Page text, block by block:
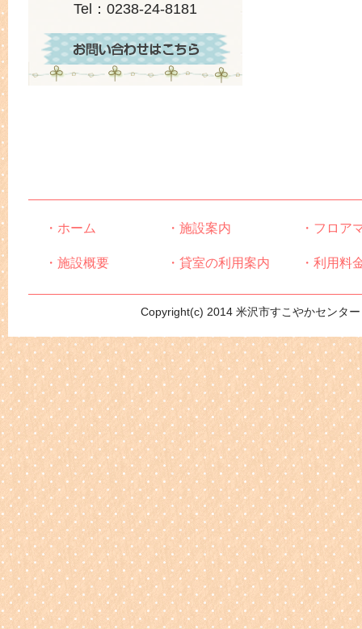
Tel：0238-24-8181
・ホーム
・施設概要
・施設案内
・貸室の利用案内
・フロア
・利用料
Copyright(c) 2014 米沢市すこやかセンタ